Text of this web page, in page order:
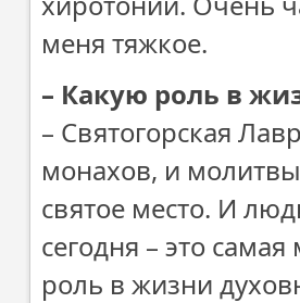
меня тяжкое.
– Какую роль в
– Святогорская
монахов, и
святое место. И
сегодня – это
роль в жизни